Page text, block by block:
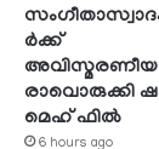
ര്‍ക്ക്
അവിസ്മരണീയ
രാവൊരുക്കി
മെഹ് ഫില്‍
6 hours ago